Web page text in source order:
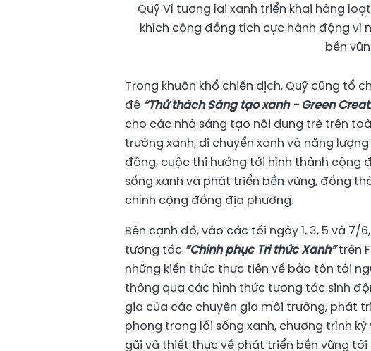
Quỹ Vì tương lai xanh triển khai hàng
khích cộng đồng tích cực hành động vì
bền
Trong khuôn khổ chiến dịch, Quỹ cũng tổ
đề “Thử thách Sáng tạo xanh - Green
cho các nhà sáng tạo nội dung trẻ trên
trường xanh, di chuyển xanh và năng
đồng, cuộc thi hướng tới hình thành cộng
sống xanh và phát triển bền vững, đồng
chính cộng đồng địa phương.
Bên cạnh đó, vào các tối ngày 1, 3, 5 và
tương tác “Chinh phục Tri thức Xanh”trên
những kiến thức thực tiễn về bảo tồn tài
thông qua các hình thức tương tác sinh
gia của các chuyên gia môi trường, phát
phong trong lối sống xanh, chương trình
gũi và thiết thực về phát triển bền vững